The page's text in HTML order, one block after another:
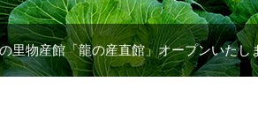
里物産館「龍の産直館」オープンいたし
ージリニューアル